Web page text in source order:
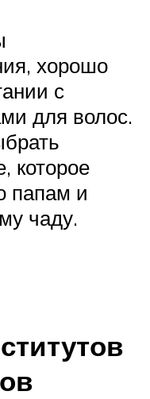
хорошо
с
для волос.
которое
папам и
чаду.